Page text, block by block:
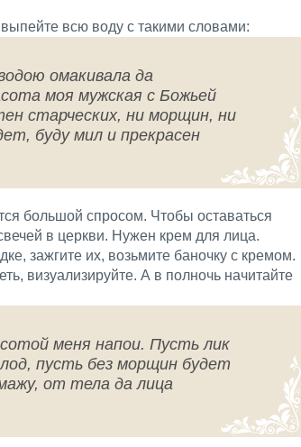
выпейте всю воду с такими словами:
омакивала да
моя мужская с Божьей
старческих, ни морщин, ни
буду мил и прекрасен
большой спросом. Чтобы оставаться
в церкви. Нужен крем для лица.
зажгите их, возьмите баночку с кремом.
визуализируйте. А в полночь начитайте
меня напои. Пусть лик
пусть без морщин будет
от тела да лица